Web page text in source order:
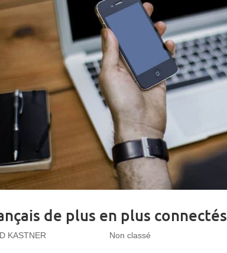
de plus en plus connectés
KASTNER Non classé